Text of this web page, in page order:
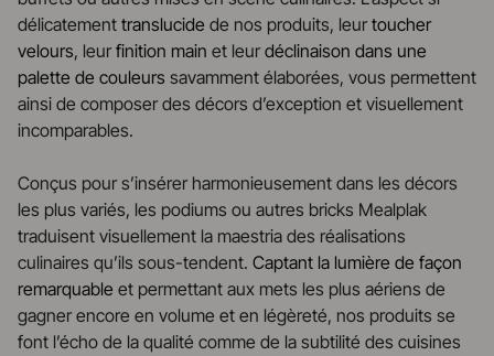
délicatement translucide de nos produits, leurtoucher
velours, leurfinition main et leurdéclinaison dans une
palette de couleurs savamment élaborées, vous permettent
ainsi de composer des décors d’exception et visuellement
incomparables.
Conçus pour s’insérer harmonieusement dans les décors
les plus variés, les podiums ou autres bricks Mealplak
traduisent visuellement la maestria des réalisations
culinaires qu’ils sous-tendent. Captant la lumière de façon
remarquable et permettant aux mets les plus aériens de
gagner encore en volume et en légèreté, nos produits se
font l’écho de la qualité comme de la subtilité des cuisines